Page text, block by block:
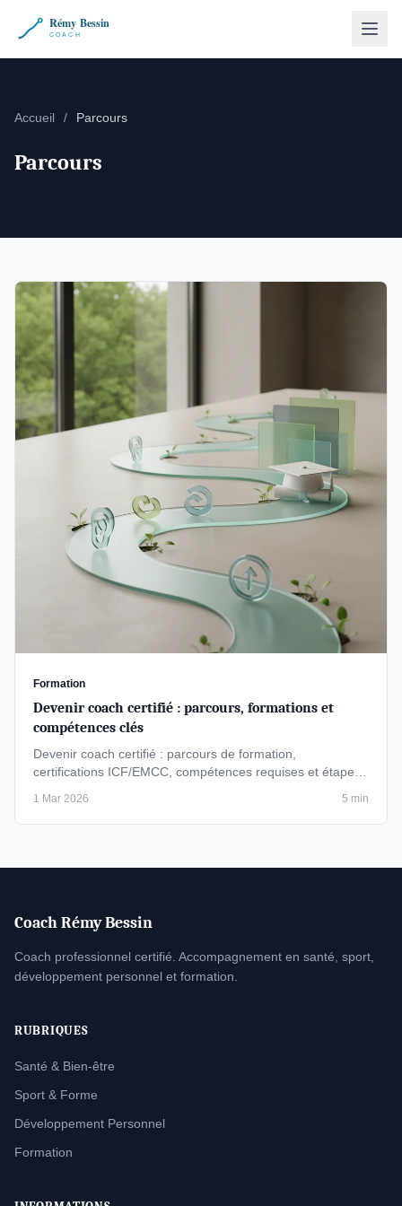
Accueil / Parcours
Parcours
Formation
Devenir coach certifié : parcours, formations et
compétences clés
Devenir coach certifié : parcours de formation,
certifications ICF/EMCC, compétences requises et étapes
1 Mar 2026 5 min
Coach Rémy Bessin
Coach professionnel certifié. Accompagnement en santé, sport,
développement personnel et formation.
RUBRIQUES
Santé & Bien-être
Sport & Forme
Développement Personnel
Formation